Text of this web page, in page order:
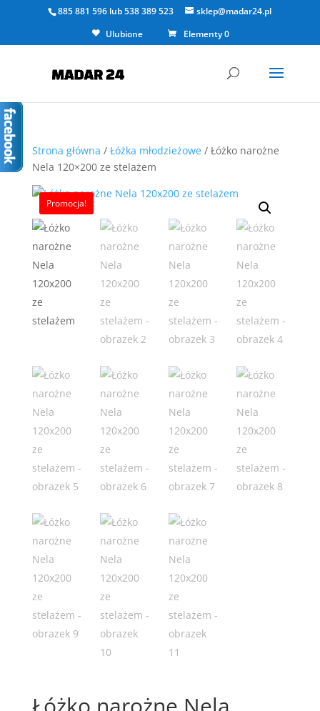
885 881 596 lub538 389 523
sklep@madar24.pl
Ulubione
Elementy 0
Strona główna / Łóżka młodzieżowe/ Łóżko narożne
Nela 120×200 ze stelażem
Promocja!